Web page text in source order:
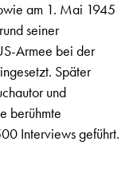
am 1. Mai 1945
seiner
Armee bei der
Später
und
berühmte
Interviews geführt.